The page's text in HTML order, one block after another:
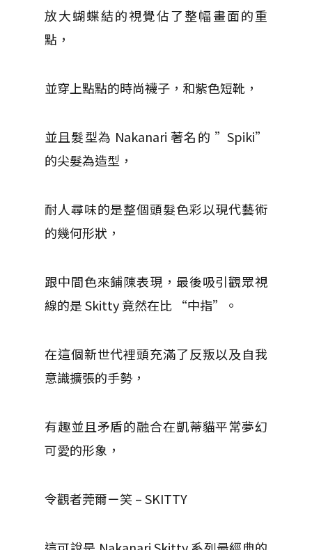
放大蝴蝶結的視覺佔了整幅畫面的重
點，
並穿上點點的時尚襪子，和紫色短靴，
並且髮型為 Nakanari 著名的 ”Spiki”
的尖髮為造型，
耐人尋味的是整個頭髮色彩以現代藝術
的幾何形狀，
跟中間色來鋪陳表現，最後吸引觀眾視
線的是 Skitty 竟然在比 “中指”。
在這個新世代裡頭充滿了反叛以及自我
意識擴張的手勢，
有趣並且矛盾的融合在凱蒂貓平常夢幻
可愛的形象，
令觀者莞爾ㄧ笑 – SKITTY